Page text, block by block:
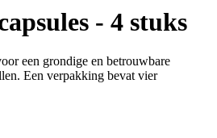
- 4 stuks
een grondige en betrouwbare
Een verpakking bevat vier